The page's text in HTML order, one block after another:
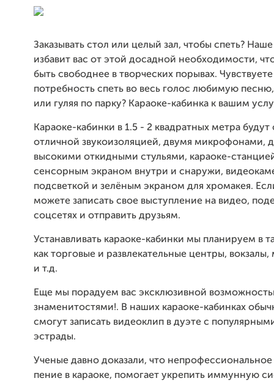
Заказывать стол или целый зал, чтобы спеть?
избавит вас от этой досадной необходимости,
быть свободнее в творческих порывах.
потребность спеть во весь голос любимую
или гуляя по парку? Караоке-кабинка к вашим
Караоке-кабинки в 1.5 - 2 квадратных метра
отличной звукоизоляцией, двумя микрофонами,
высокими откидными стульями, караоке-
сенсорным экраном внутри и снаружи,
подсветкой и зелёным экраном для хромакея.
можете записать свое выступление на видео,
соцсетях и отправить друзьям.
Устанавливать караоке-кабинки мы планируем в
как торговые и развлекательные центры,
и т.д.
Еще мы порадуем вас эксклюзивной
знаменитостями!. В наших караоке-кабинках
смогут записать видеоклип в дуэте с
эстрады.
Ученые давно доказали, что
пение в караоке, помогает укрепить иммунную